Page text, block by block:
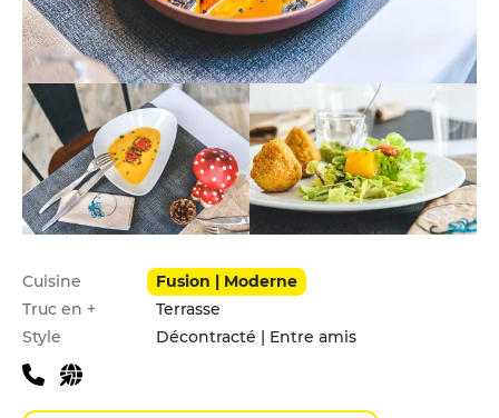
Infos pratiques
Cuisine
Fusion | Moderne
Truc en +
Terrasse
Style
Décontracté | Entre amis